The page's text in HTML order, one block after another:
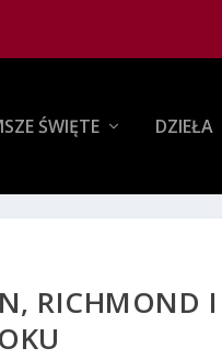
ŚWIĘTE DZIEŁA
RICHMOND I